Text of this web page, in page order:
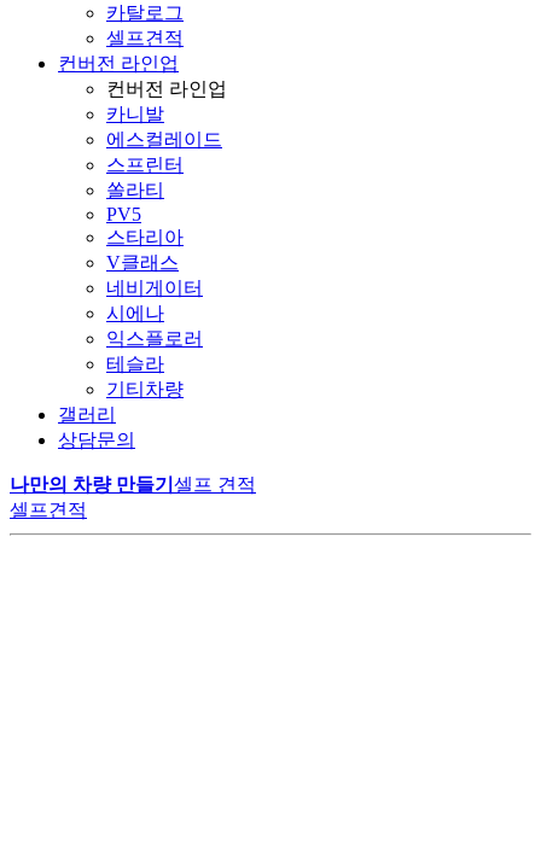
카탈로그
셀프견적
컨버전 라인업
컨버전 라인업
카니발
에스컬레이드
스프린터
쏠라티
PV5
스타리아
V클래스
네비게이터
시에나
익스플로러
테슬라
기티차량
갤러리
상담문의
나만의 차량 만들기 셀프 견적
셀프견적